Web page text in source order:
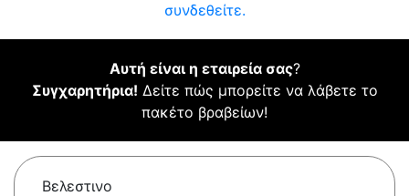
συνδεθείτε.
Αυτή είναι η εταιρεία σας?
Συγχαρητήρια! Δείτε πώς μπορείτε να λάβετε το
πακέτο βραβείων!
Βελεστινο